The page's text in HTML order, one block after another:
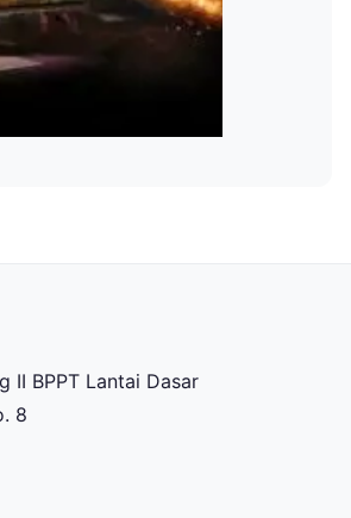
II BPPT Lantai Dasar
8